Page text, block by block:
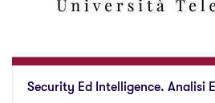
Security Ed Intelligence. Analisi